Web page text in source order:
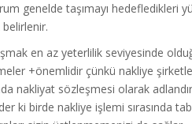
genelde taşımayı hedefledikleri
belirlenir.
en az yeterlilik seviyesinde
+önemlidir çünkü nakliye
nakliyat sözleşmesi olarak
ki birde nakliye işlemi sırasında